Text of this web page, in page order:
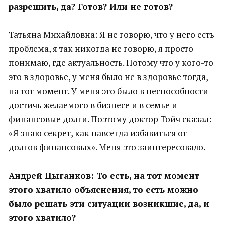
разрешить, да? Готов? Или не готов?
Татьяна Михайловна: Я не говорю, что у него есть
проблема, я так никогда не говорю, я просто
понимаю, где актуальность. Потому что у кого-то
это в здоровье, у меня было не в здоровье тогда,
на тот момент. У меня это было в неспособности
достичь желаемого в бизнесе и в семье и
финансовые долги. Поэтому доктор Тойч сказал:
«Я знаю секрет, как навсегда избавиться от
долгов финансовых». Меня это заинтересовало.
Андрей Цыганков: То есть, на тот момент
этого хватило объяснения, то есть можно
было решать эти ситуации возникшие, да, и
этого хватило?